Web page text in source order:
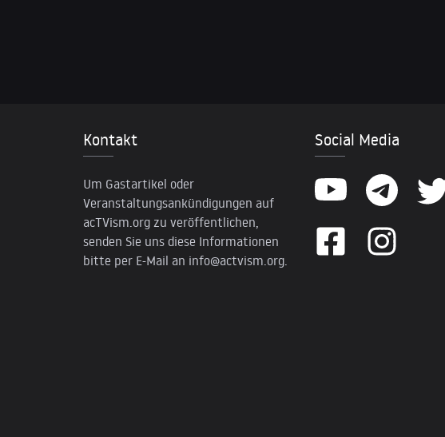
Kontakt
Um Gastartikel oder
Veranstaltungsankündigungen auf
acTVism.org zu veröffentlichen,
senden Sie uns diese Informationen
bitte per E-Mail an info@actvism.org
Social Media